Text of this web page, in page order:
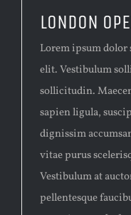
LONDON
Lorem ipsum
elit. Vestibulum
sollicitudin.
sapien ligula,
dignissim
vitae purus
Vestibulum at
pellentesque